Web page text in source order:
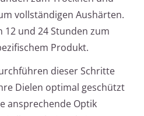
vollständigen Aushärten.
12 und 24 Stunden zum
Produkt.
dieser Schritte
Dielen optimal geschützt
ansprechende Optik